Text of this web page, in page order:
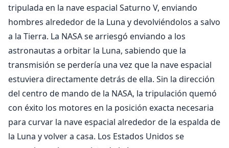
tripulada en la nave espacial Saturno V, enviando
hombres alrededor de la Luna y devolviéndolos a salvo
a la Tierra. La NASA se arriesgó enviando a los
astronautas a orbitar la Luna, sabiendo que la
transmisión se perdería una vez que la nave espacial
estuviera directamente detrás de ella. Sin la dirección
del centro de mando de la NASA, la tripulación quemó
con éxito los motores en la posición exacta necesaria
para curvar la nave espacial alrededor de la espalda de
la Luna y volver a casa. Los Estados Unidos se